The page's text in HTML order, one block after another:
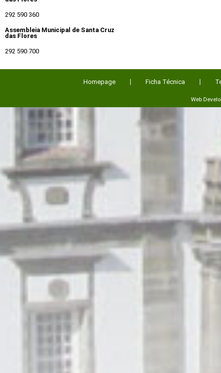
292 590 360
Assembleia Municipal de Santa Cruz
das Flores
292 590 700
Homepage Ficha Técnica
Web